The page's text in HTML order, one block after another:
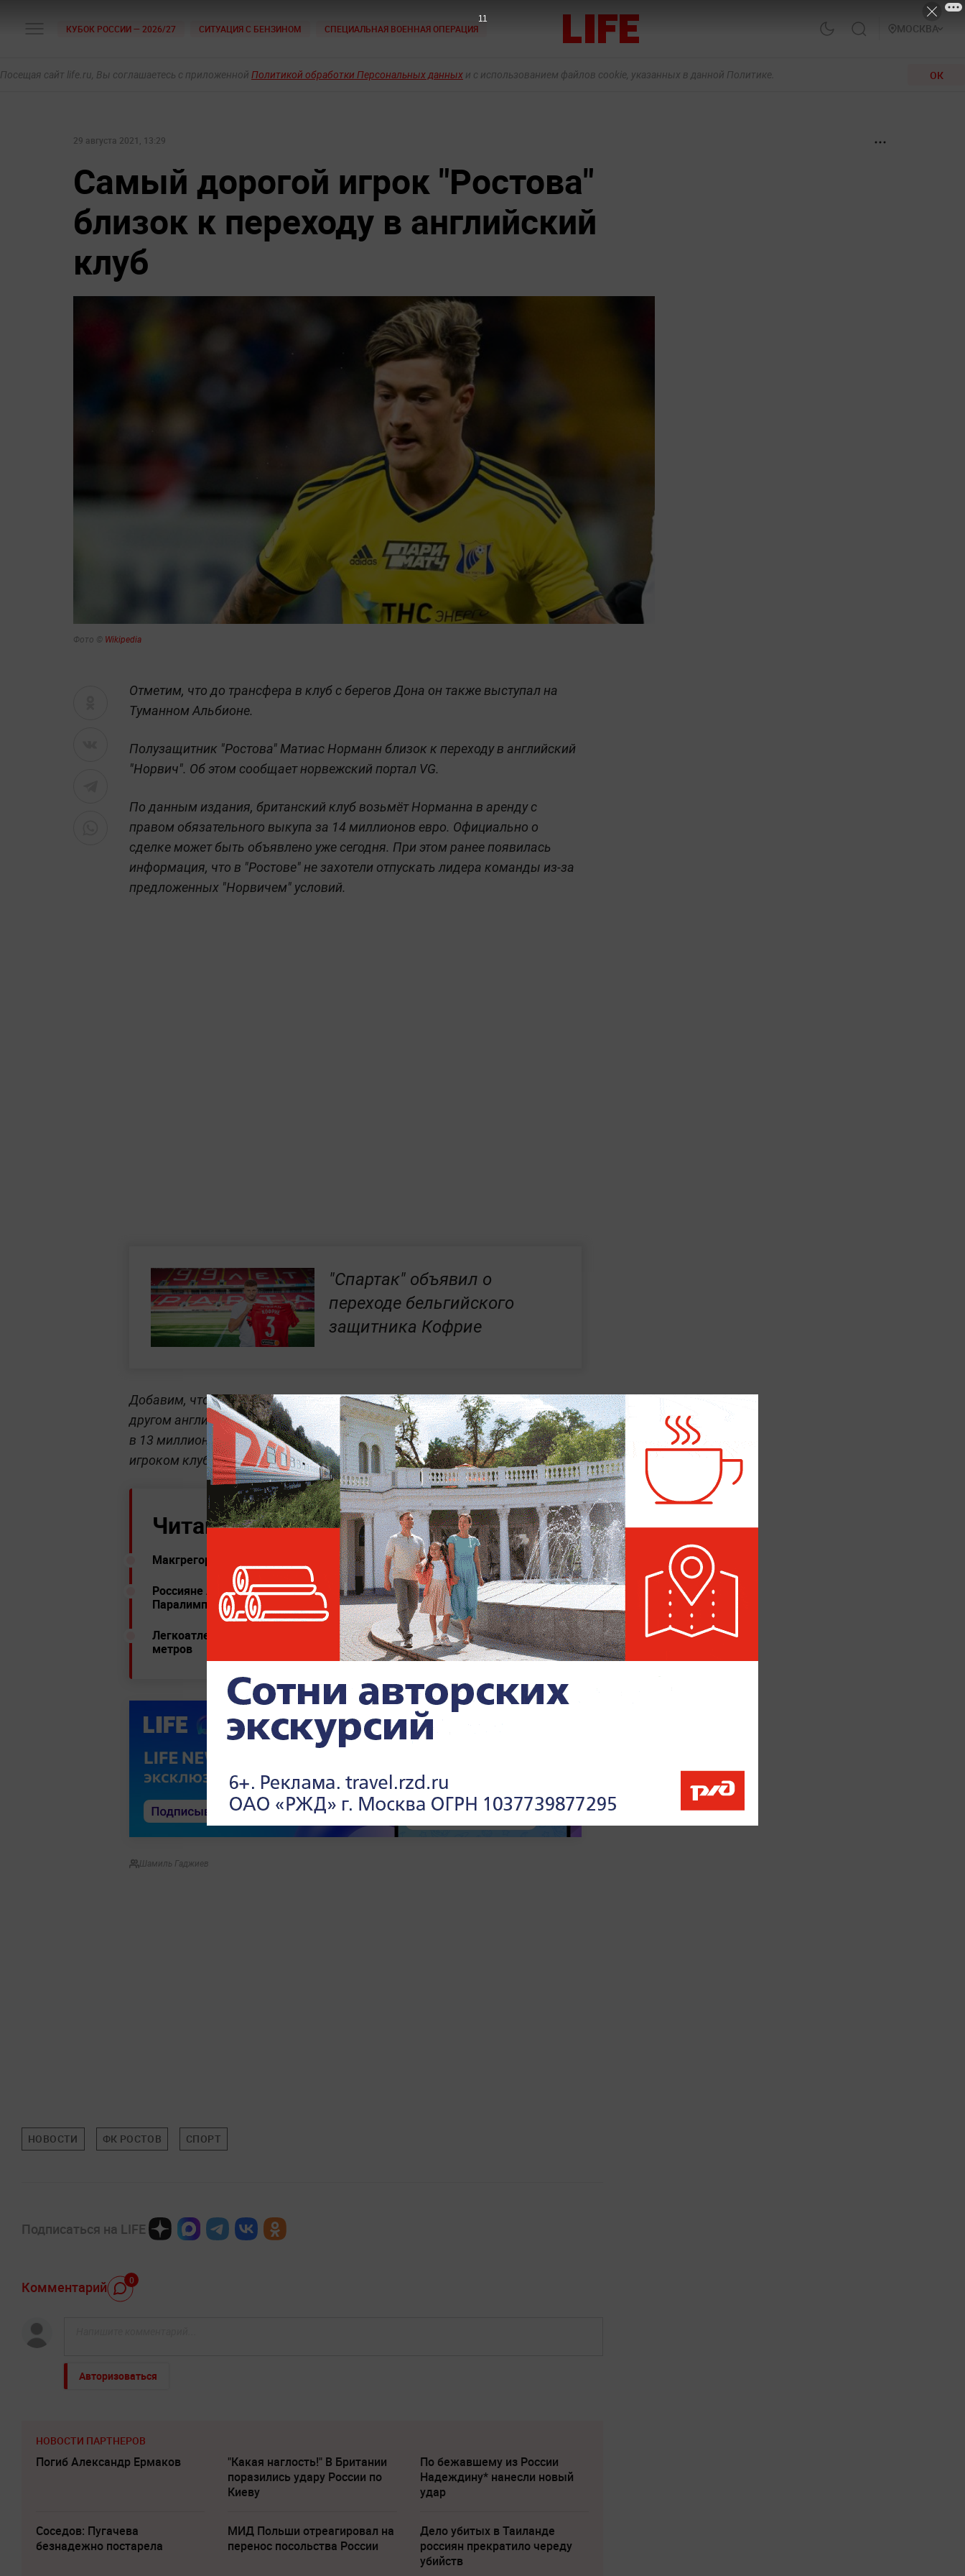
КУБОК РОССИИ — 2026/27 СИТУАЦИЯ С БЕНЗИНОМ СПЕЦИАЛЬНАЯ ВОЕННАЯ ОПЕРАЦИЯ МОСКВА
Посещая сайт life.ru, Вы соглашаетесь с приложенной Политикой обработки Персональных данных и с использованием файлов cookie, указанных в данной Политике. ОК
29 августа 2021, 13:29
Самый дорогой игрок "Ростова"
близок к переходу в английский
клуб
Фото © Wikipedia
Отметим, что до трансфера в клуб с берегов Дона он также выступал на
Туманном Альбионе.
Полузащитник "Ростова" Матиас Норманн близок к переходу в английский
"Норвич". Об этом сообщает норвежский портал VG.
По данным издания, британский клуб возьмёт Норманна в аренду с
правом обязательного выкупа за 14 миллионов евро. Официально о
сделке может быть объявлено уже сегодня. При этом ранее появилась
информация, что в "Ростове" не захотели отпускать лидера команды из-за
предложенных "Норвичем" условий.
"Спартак" объявил о
переходе бельгийского
защитника Кофрие
Добавим, что до своего трансфера в "Ростов" Матиас Норманн выступал в
другом английском клубе — "Брайтоне". Сейчас его стоимость оценивается
в 13 миллионов евро. По этому показателю он является самым дорогим
игроком клуба с берегов Дона.
Читайте ещё:
Макгрегор сделал первые шаги после перелома ноги в бою с Пуарье
Россияне Артахинова и Шигаев завоевали бронзу в стрельбе из лука на
Паралимпиаде в Токио
Легкоатлет Гриценко взял бронзу Паралимпиады в Токио в беге на 400
метров
Шамиль Гаджиев
НОВОСТИ ФК РОСТОВ СПОРТ
Подписаться на LIFE
Комментарий 0
Авторизоваться
НОВОСТИ ПАРТНЕРОВ
Погиб Александр Ермаков
"Какая наглость!" В Британии
поразились удару России по
Киеву
По бежавшему из России
Надеждину* нанесли новый
удар
Соседов: Пугачева
безнадежно постарела
МИД Польши отреагировал на
перенос посольства России
Дело убитых в Таиланде
россиян прекратило череду
убийств
9